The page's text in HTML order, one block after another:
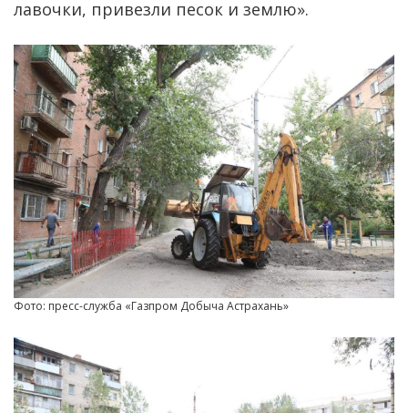
лавочки, привезли песок и землю».
Фото: пресс-служба «Газпром Добыча Астрахань»